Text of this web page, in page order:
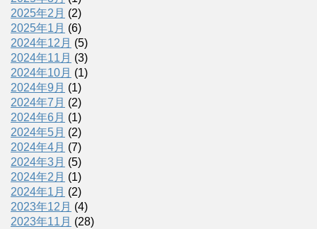
2025年2月 (2)
2025年1月 (6)
2024年12月 (5)
2024年11月 (3)
2024年10月 (1)
2024年9月 (1)
2024年7月 (2)
2024年6月 (1)
2024年5月 (2)
2024年4月 (7)
2024年3月 (5)
2024年2月 (1)
2024年1月 (2)
2023年12月 (4)
2023年11月 (28)